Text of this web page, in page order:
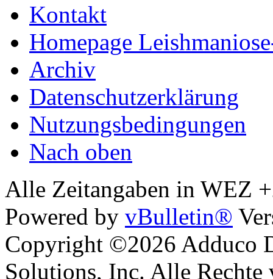
Kontakt
Homepage
Archiv
Datenschutzerklärung
Nutzungsbedingungen
Nach oben
Alle Zeitangaben in WEZ
Powered by vBulletin®
Copyright ©2026 Adduco
Solutions, Inc. Alle Rechte